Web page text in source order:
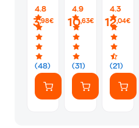
4.8
(48)
3,98€
4.9
(31)
10,63€
4.3
(21)
12,04€